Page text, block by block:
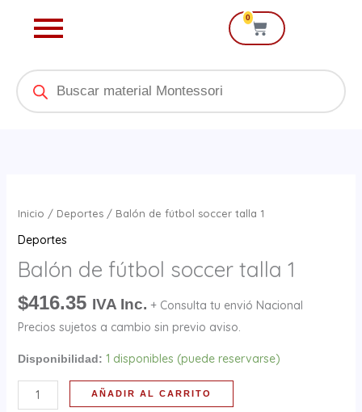
0
Cart
Products
search
Inicio / Deportes/ Balón de fútbol soccer talla 1
Deportes
Balón de fútbol soccer talla 1
$416.35 IVA Inc. + Consulta tu envió Nacional
Precios sujetos a cambio sin previo aviso.
Disponibilidad: 1 disponibles (puede reservarse)
de
soccer
talla
cantidad
AÑADIR AL CARRITO